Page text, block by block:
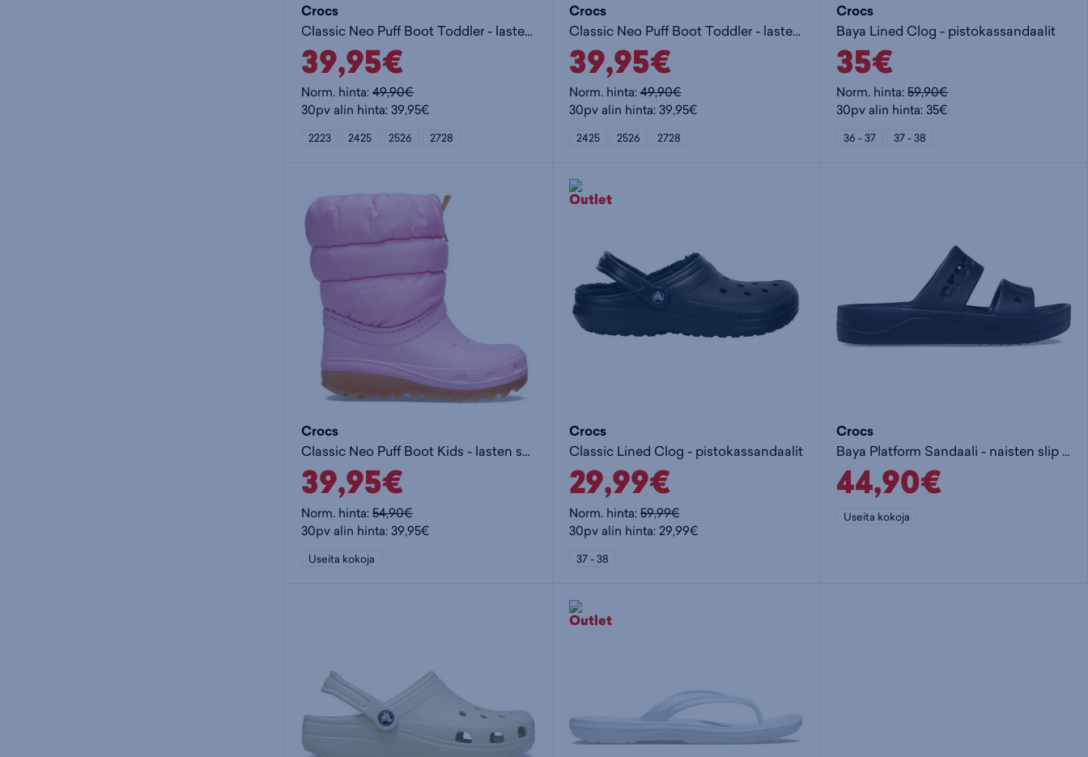
Crocs
Classic Neo Puff Boot Toddler - lasten saappaat
39,95€
Norm. hinta:49,90€
30pv alin hinta: 39,95€
2223 2425 2526 2728
Crocs
Classic Neo Puff Boot Toddler - lasten saappaat
39,95€
Norm. hinta:49,90€
30pv alin hinta: 39,95€
2425 2526 2728
Crocs
Baya Lined Clog - pistokassandaalit
35€
Norm. hinta:59,90€
30pv alin hinta: 35€
36 - 37 37 - 38
Crocs
Classic Neo Puff Boot Kids - lasten saappaat
39,95€
Norm. hinta:54,90€
30pv alin hinta: 39,95€
Useita kokoja
Crocs
Classic Lined Clog - pistokassandaalit
29,99€
Norm. hinta:59,99€
30pv alin hinta: 29,99€
37 - 38
Crocs
Baya Platform Sandaali - naisten slip on -kengät
44,90€
Useita kokoja